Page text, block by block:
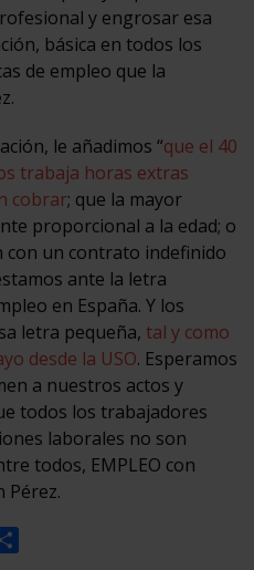
y engrosar esa
básica en todos los
de empleo que la
le añadimos “que el 40
trabaja horas extras
cobrar; que la mayor
proporcional a la edad; o
con un contrato indefinido
ante la letra
en España. Y los
letra pequeña, tal y como
desde la USO. Esperamos
a nuestros actos y
todos los trabajadores
laborales no son
todos, EMPLEO con
Pérez.